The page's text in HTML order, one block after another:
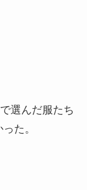
選んだ服たち
た。